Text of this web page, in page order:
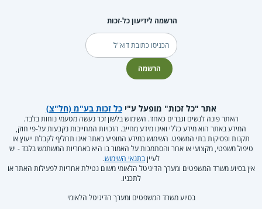
הרשמה לידיעון כל-זכות
דוא"ל
הרשמה
אתר "כל זכות" מופעל ע"יכל זכות בע"מ (חל"צ)
האתר פונה לנשים וגברים כאחד. השימוש בלשון זכר נעשה מטעמי נוחות בלבד.
המידע באתר הוא מידע כללי ואינו מידע מחייב. הזכויות המחייבות נקבעות על-פי חוק,
תקנות ופסיקות בתי המשפט. השימוש במידע המופיע באתר אינו תחליף לקבלת ייעוץ או
טיפול משפטי, מקצועי או אחר והסתמכות על האמור בו היא באחריות המשתמש בלבד - יש
לעייןבתנאי השימוש.
אין בסיוע משרד המשפטים ומערך הדיגיטל הלאומי משום נטילת אחריות לפעילות האתר או
לתכניו.
בסיוע משרד המשפטים ומערך הדיגיטל הלאומי